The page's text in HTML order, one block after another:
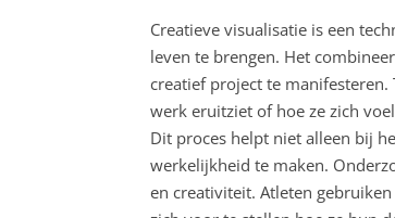
Creatieve visualisatie is een
leven te brengen. Het
creatief project te
werk eruitziet of hoe ze zich
Dit proces helpt niet alleen bij
werkelijkheid te maken.
en creativiteit. Atleten